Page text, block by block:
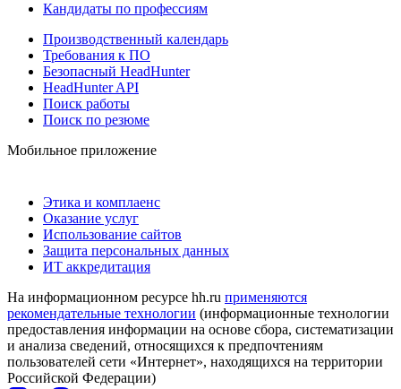
Кандидаты по профессиям
Производственный календарь
Требования к ПО
Безопасный HeadHunter
HeadHunter API
Поиск работы
Поиск по резюме
Мобильное приложение
Этика и комплаенс
Оказание услуг
Использование сайтов
Защита персональных данных
ИТ аккредитация
На информационном ресурсе hh.ru применяются
рекомендательные технологии (информационные технологии
предоставления информации на основе сбора, систематизации
и анализа сведений, относящихся к предпочтениям
пользователей сети «Интернет», находящихся на территории
Российской Федерации)